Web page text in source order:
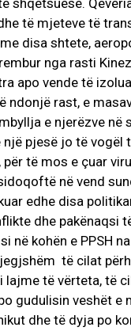
shqetsuese.
të mjeteve të
disa shtete,
nga rasti
apo vende të
ndonjë rast, e
e njerëzve
një pjesë jo të
të mos e çuar
në vend
edhe disa
dhe pakënaqsi
në kohën e PPSH
të cilat
të vërteta, të
gudulisin veshët
dhe të dyja po